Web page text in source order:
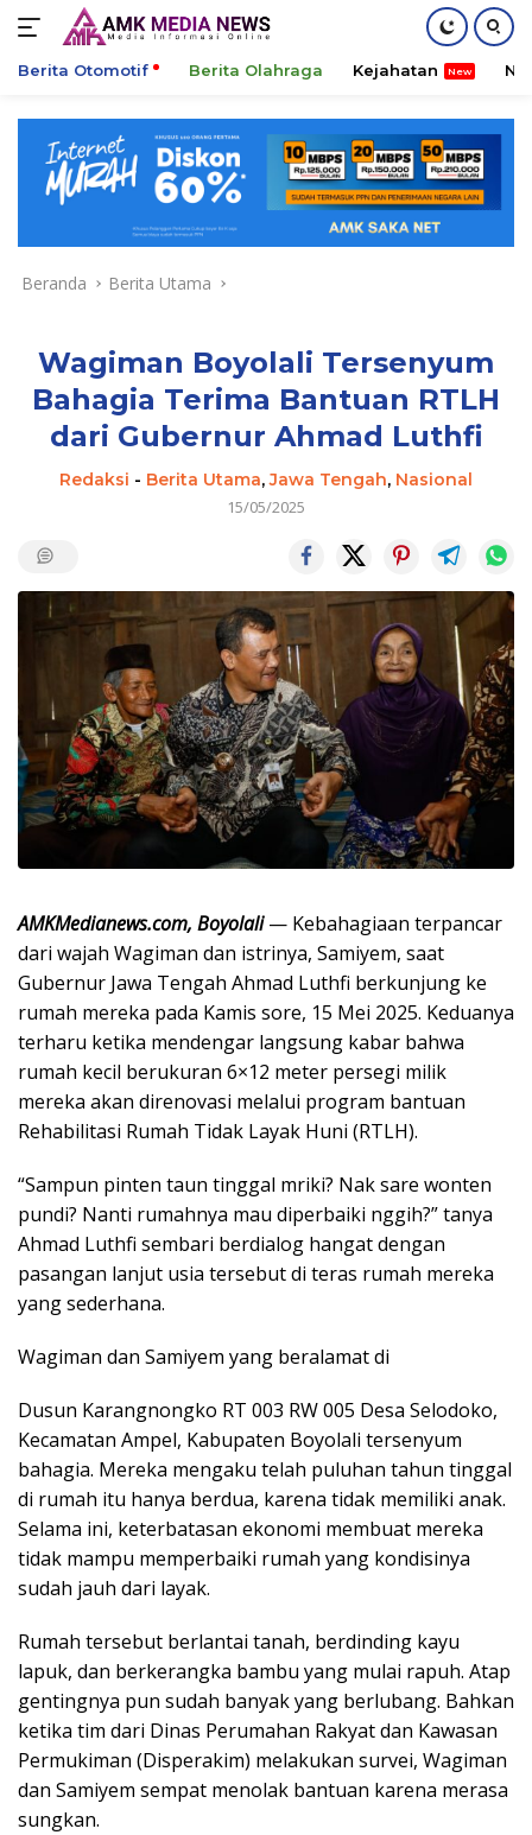
konten
Berita Otomotif Berita Olahraga Kejahatan
Beranda Berita Utama
Wagiman Boyolali Tersenyum
Bahagia Terima Bantuan RTLH
dari Gubernur Ahmad Luthfi
Redaksi - Berita Utama,Jawa Tengah, Nasional
15/05/2025
AMKMedianews.com, Boyolali— Kebahagiaan terpancar
dari wajah Wagiman dan istrinya, Samiyem, saat
Gubernur Jawa Tengah Ahmad Luthfi berkunjung ke
rumah mereka pada Kamis sore, 15 Mei 2025. Keduanya
terharu ketika mendengar langsung kabar bahwa
rumah kecil berukuran 6×12 meter persegi milik
mereka akan direnovasi melalui program bantuan
Rehabilitasi Rumah Tidak Layak Huni (RTLH).
“Sampun pinten taun tinggal mriki? Nak sare wonten
pundi? Nanti rumahnya mau diperbaiki nggih?” tanya
Ahmad Luthfi sembari berdialog hangat dengan
pasangan lanjut usia tersebut di teras rumah mereka
yang sederhana.
Wagiman dan Samiyem yang beralamat di
Dusun Karangnongko RT 003 RW 005 Desa Selodoko,
Kecamatan Ampel, Kabupaten Boyolali tersenyum
bahagia. Mereka mengaku telah puluhan tahun tinggal
di rumah itu hanya berdua, karena tidak memiliki anak.
Selama ini, keterbatasan ekonomi membuat mereka
tidak mampu memperbaiki rumah yang kondisinya
sudah jauh dari layak.
Rumah tersebut berlantai tanah, berdinding kayu
lapuk, dan berkerangka bambu yang mulai rapuh. Atap
gentingnya pun sudah banyak yang berlubang. Bahkan
ketika tim dari Dinas Perumahan Rakyat dan Kawasan
Permukiman (Disperakim) melakukan survei, Wagiman
dan Samiyem sempat menolak bantuan karena merasa
sungkan.